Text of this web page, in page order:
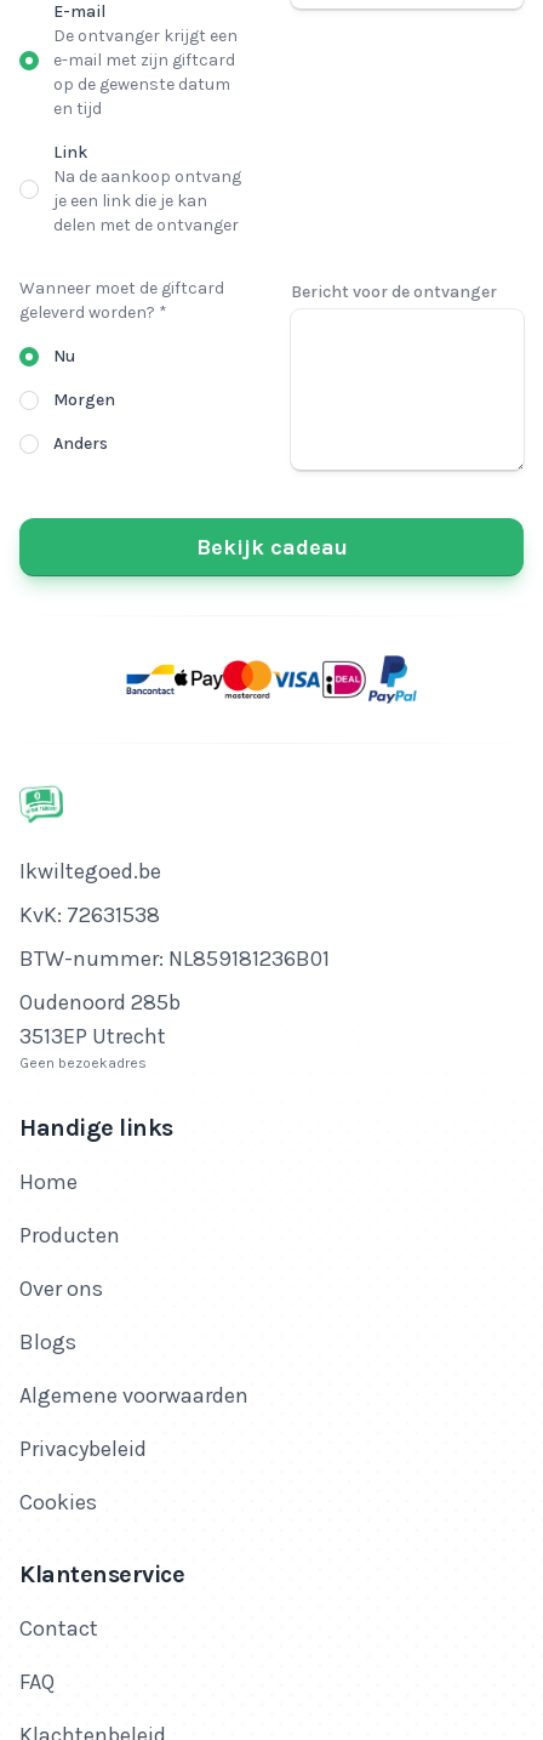
E-mail
De ontvanger krijgt een
e-mail met zijn giftcard
op de gewenste datum
en tijd
Link
Na de aankoop ontvang
je een link die je kan
delen met de ontvanger
Wanneer moet de giftcard
geleverd worden? *
Nu
Morgen
Anders
Bericht voor de ontvanger
Bekijk cadeau
Bedrijfsnaam
Ikwiltegoed.be
KvK-nummer
KvK: 72631538
Btw-nummer
BTW-nummer: NL859181236B01
Adres
Oudenoord 285b
3513EP Utrecht
Geen bezoekadres
Handige links
Home
Producten
Over ons
Blogs
Algemene voorwaarden
Privacybeleid
Cookies
Klantenservice
Contact
FAQ